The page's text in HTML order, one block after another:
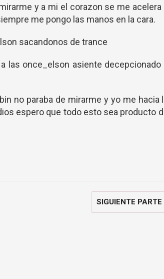
y a mi el corazon se me acelera
me pongo las manos en la cara.
sacandonos de trance
las once_elson asiente decepcionado
no paraba de mirarme y yo me hacia
espero que todo esto sea producto
SIGUIENTE PARTE